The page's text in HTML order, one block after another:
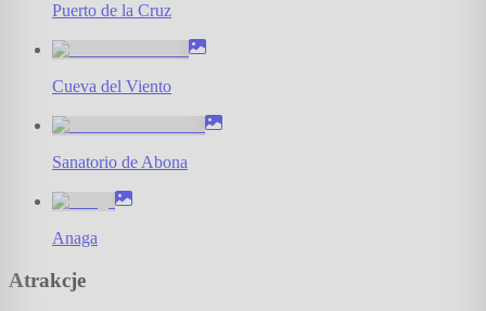
Puerto de la Cruz
Cueva del Viento
Sanatorio de Abona
Anaga
Atrakcje